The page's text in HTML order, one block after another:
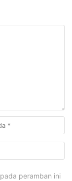
peramban ini